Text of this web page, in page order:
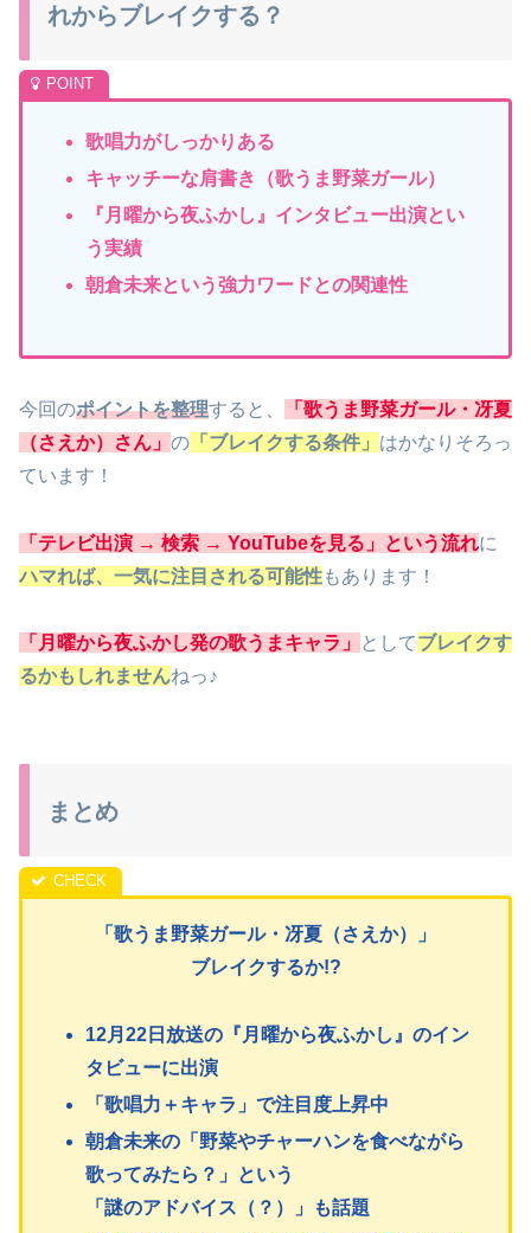
れからブレイクする？
歌唱力がしっかりある
キャッチーな肩書き（歌うま野菜ガール）
『月曜から夜ふかし』インタビュー出演とい
う実績
朝倉未来という強力ワードとの関連性
今回のポイントを整理すると、
「歌うま野菜ガール・冴夏
（さえか）さん」 の 「ブレイクする条件」 はかなりそろっ
ています！
「テレビ出演 → 検索 → YouTubeを見る」という流れに
ハマれば、一気に注目される可能性もあります！
「月曜から夜ふかし発の歌うまキャラ」 としてブレイクす
るかもしれませんねっ♪
まとめ
「歌うま野菜ガール・冴夏（さえか）」
ブレイクするか!?
12月22日放送の『月曜から夜ふかし』のイン
タビューに出演
「歌唱力＋キャラ」で注目度上昇中
朝倉未来の「野菜やチャーハンを食べながら
歌ってみたら？」という
「謎のアドバイス（？）」も話題